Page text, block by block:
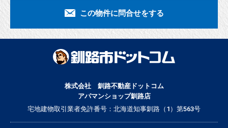
この物件に問合せをする
株式会社 釧路不動産ドットコム
アパマンショップ釧路店
宅地建物取引業者免許番号：北海道知事釧路（1）第563号